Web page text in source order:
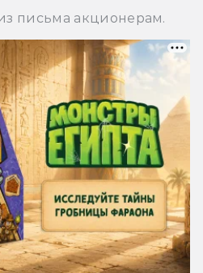
письма акционерам.